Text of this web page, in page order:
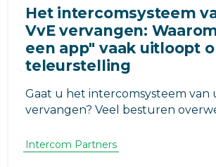
Het intercomsysteem
VvE vervangen:
een app" vaak uitloopt
teleurstelling
Gaat u het intercomsysteem van
vervangen? Veel besturen
vaak tot uitsluiting van bewoners
onvoorziene nadelen. Lees
Intercom Partners